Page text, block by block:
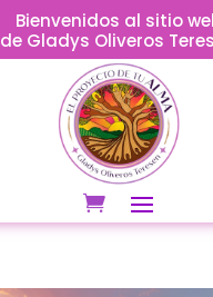
Bienvenidos al sitio
de Gladys Oliveros